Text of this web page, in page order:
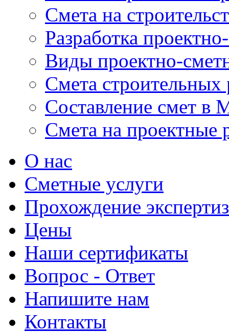
Смета на
Разработка
Виды проектно-
Смета строительных
Составление смет в
Смета на проектные
О нас
Сметные услуги
Прохождение
Цены
Наши сертификаты
Вопрос - Ответ
Напишите нам
Контакты